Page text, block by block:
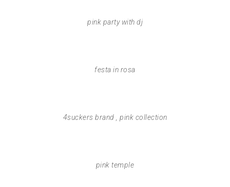
pink party with dj
festa in rosa
4suckers brand , pink collection
pink temple